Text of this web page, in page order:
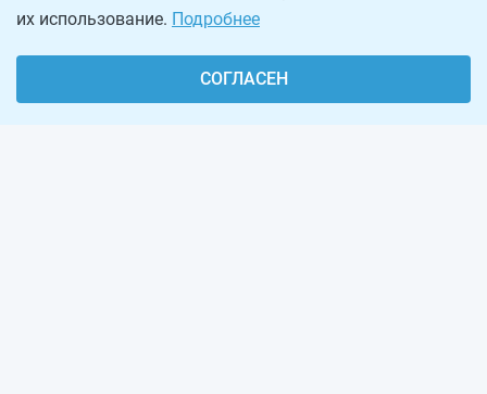
их использование. Подробнее
СОГЛАСЕН